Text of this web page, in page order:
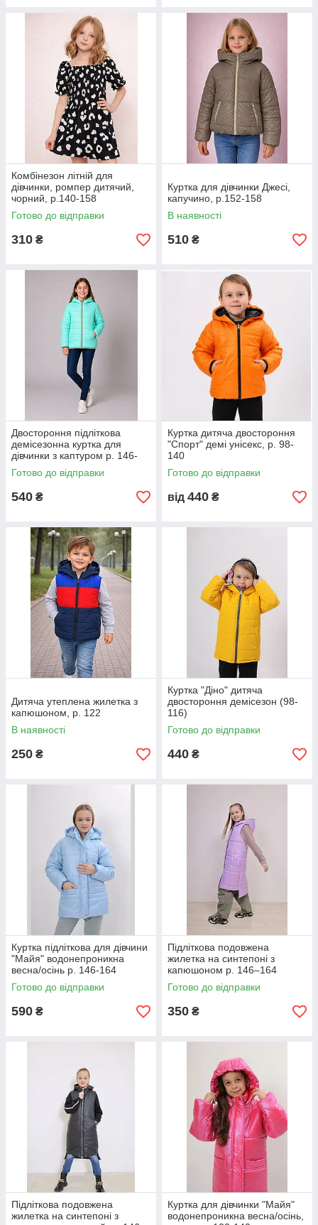
Комбінезон літній для
дівчинки, ромпер дитячий,
чорний, р.140-158
Готово до відправки
310 ₴
Куртка для дівчинки Джесі,
капучино, р.152-158
В наявності
510 ₴
Двостороння підліткова
демісезонна куртка для
дівчинки з каптуром р. 146-
164
Готово до відправки
540 ₴
Куртка дитяча двостороння
"Спорт" демі унісекс, р. 98-
140
Готово до відправки
від 440 ₴
Дитяча утеплена жилетка з
капюшоном, р. 122
В наявності
250 ₴
Куртка "Діно" дитяча
двостороння демісезон (98-
116)
Готово до відправки
440 ₴
Куртка підліткова для дівчини
"Майя" водонепроникна
весна/осінь р. 146-164
Готово до відправки
590 ₴
Підліткова подовжена
жилетка на синтепоні з
капюшоном р. 146–164
Готово до відправки
350 ₴
Підліткова подовжена
жилетка на синтепоні з
Куртка для дівчинки "Майя"
водонепроникна весна/осінь,